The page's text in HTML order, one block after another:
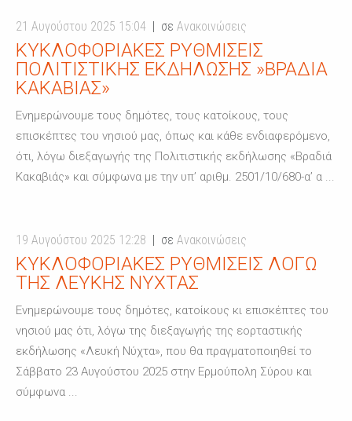
21 Αυγούστου 2025 15:04 σε Ανακοινώσεις
ΚΥΚΛΟΦΟΡΙΑΚΈΣ ΡΥΘΜΊΣΕΙΣ
ΠΟΛΙΤΙΣΤΙΚΉΣ ΕΚΔΉΛΩΣΗΣ »ΒΡΑΔΙΑ
ΚΑΚΑΒΙΑΣ»
Ενημερώνουμε τους δημότες, τους κατοίκους, τους
επισκέπτες του νησιού μας, όπως και κάθε ενδιαφερόμενο,
ότι, λόγω διεξαγωγής της Πολιτιστικής εκδήλωσης «Βραδιά
Κακαβιάς» και σύμφωνα με την υπ’ αριθμ. 2501/10/680-α’ α ...
19 Αυγούστου 2025 12:28 σε Ανακοινώσεις
ΚΥΚΛΟΦΟΡΙΑΚΈΣ ΡΥΘΜΊΣΕΙΣ ΛΌΓΩ
ΤΗΣ ΛΕΥΚΉΣ ΝΎΧΤΑΣ
Ενημερώνουμε τους δημότες, κατοίκους κι επισκέπτες του
νησιού μας ότι, λόγω της διεξαγωγής της εορταστικής
εκδήλωσης «Λευκή Νύχτα», που θα πραγματοποιηθεί το
Σάββατο 23 Αυγούστου 2025 στην Ερμούπολη Σύρου και
σύμφωνα ...